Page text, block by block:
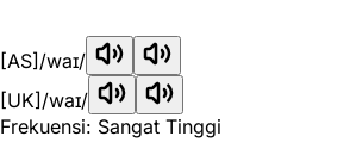
[AS] /waɪ/
[UK] /waɪ/
Frekuensi: Sangat Tinggi